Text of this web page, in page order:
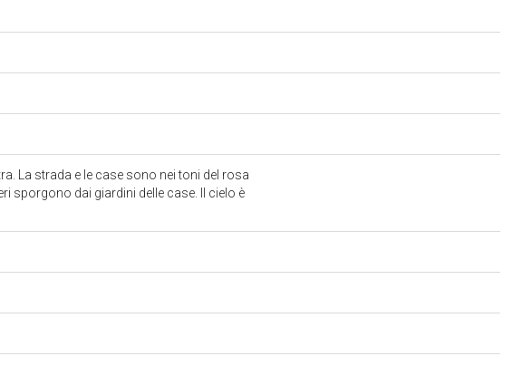
La strada e le case sono nei toni del rosa
sporgono dai giardini delle case. Il cielo è